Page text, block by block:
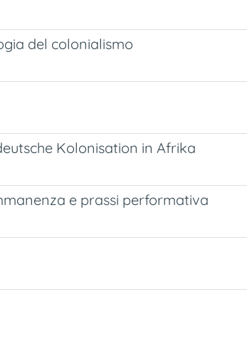
del colonialismo
Kolonisation in Afrika
e prassi performativa